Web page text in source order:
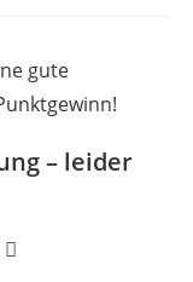
– leider